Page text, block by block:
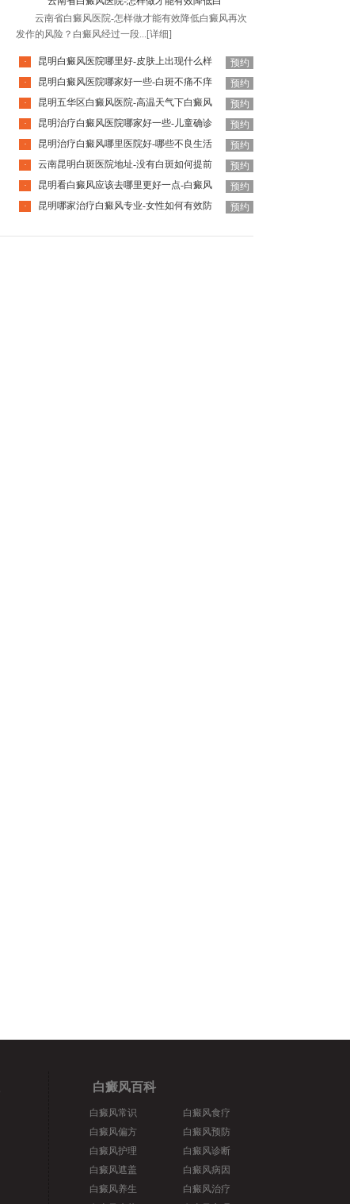
云南省白癜风医院-怎样做才能有效降低白癜风再次
发作的风险？白癜风经过一段... [详细]
· 昆明白癜风医院哪里好-皮肤上出现什么样
预约
·
昆明白癜风医院哪家好一些-白斑不痛不痒
预约
·
昆明五华区白癜风医院-高温天气下白癜风
预约
·
昆明治疗白癜风医院哪家好一些-儿童确诊
预约
·
昆明治疗白癜风哪里医院好-哪些不良生活
预约
·
云南昆明白斑医院地址-没有白斑如何提前
预约
·
昆明看白癜风应该去哪里更好一点-白癜风
预约
·
昆明哪家治疗白癜风专业-女性如何有效防 预约
白癜风百科
白癜风常识
白癜风偏方
白癜风护理
白癜风遮盖
白癜风养生
白癜风食疗
白癜风预防
白癜风诊断
白癜风病因
白癜风治疗